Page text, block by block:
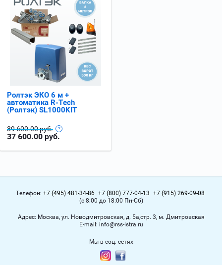
Ролтэк ЭКО 6 м +
автоматика R-Tech
(Ролтэк) SL1000KIT
39 600.00 руб.
37 600.00 руб.
Телефон: +7 (495) 481-34-86 +7 (800) 777-04-13 +7 (915) 269-09-08
(с 8:00 до 18:00 Пн-Сб)
Адрес: Москва, ул. Новодмитровская, д. 5а,стр. 3, м. Дмитровская
Е-mail: info@rss-istra.ru
Мы в соц. сетях